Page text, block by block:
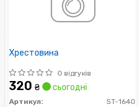
Хрестовина
0 відгуків
320 ₴ сьогодні
Артикул:
ST-1640